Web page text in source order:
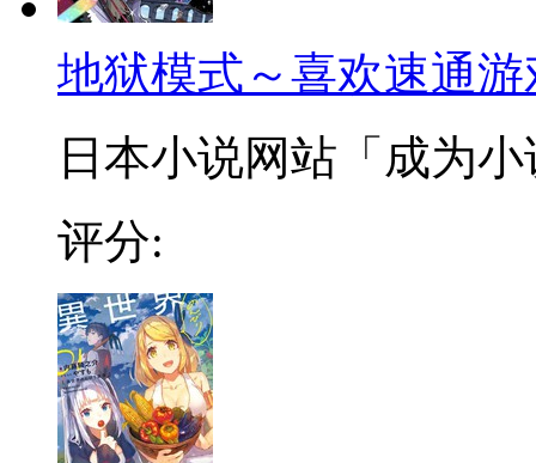
地狱模式～喜欢速通
日本小说网站「成为
评分: